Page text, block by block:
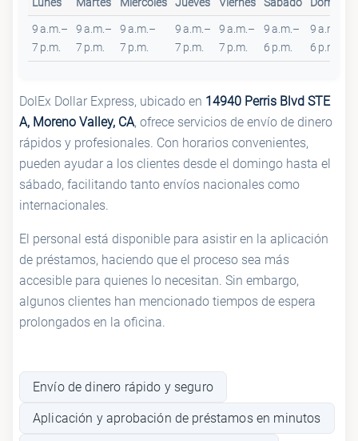
9 a.m.–
7 p.m.
9 a.m.–
7 p.m.
9 a.m.–
7 p.m.
9 a.m.–
7 p.m.
9 a.m.–
7 p.m.
9 a.m.–
6 p.m.
9 a.m.–
6 p.m.
DolEx Dollar Express, ubicado en 14940 Perris Blvd STE
A, Moreno Valley, CA, ofrece servicios de envío de dinero
rápidos y profesionales. Con horarios convenientes,
pueden ayudar a los clientes desde el domingo hasta el
sábado, facilitando tanto envíos nacionales como
internacionales.
El personal está disponible para asistir en la aplicación
de préstamos, haciendo que el proceso sea más
accesible para quienes lo necesitan. Sin embargo,
algunos clientes han mencionado tiempos de espera
prolongados en la oficina.
Envío de dinero rápido y seguro
Aplicación y aprobación de préstamos en minutos